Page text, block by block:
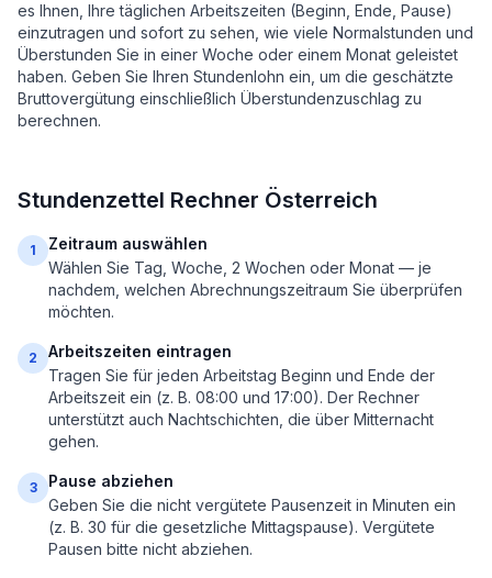
es Ihnen, Ihre täglichen Arbeitszeiten (Beginn, Ende, Pause)
einzutragen und sofort zu sehen, wie viele Normalstunden und
Überstunden Sie in einer Woche oder einem Monat geleistet
haben. Geben Sie Ihren Stundenlohn ein, um die geschätzte
Bruttovergütung einschließlich Überstundenzuschlag zu
berechnen.
Stundenzettel Rechner Österreich
1
Zeitraum auswählen
Wählen Sie Tag, Woche, 2 Wochen oder Monat — je
nachdem, welchen Abrechnungszeitraum Sie überprüfen
möchten.
2
Arbeitszeiten eintragen
Tragen Sie für jeden Arbeitstag Beginn und Ende der
Arbeitszeit ein (z. B. 08:00 und 17:00). Der Rechner
unterstützt auch Nachtschichten, die über Mitternacht
gehen.
3
Pause abziehen
Geben Sie die nicht vergütete Pausenzeit in Minuten ein
(z. B. 30 für die gesetzliche Mittagspause). Vergütete
Pausen bitte nicht abziehen.